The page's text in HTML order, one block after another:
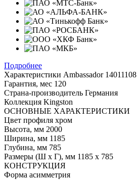
Подробнее
Характеристики Ambassador 14011108
Гарантия, мес 120
Страна-производитель Германия
Коллекция Kingston
ОСНОВНЫЕ ХАРАКТЕРИСТИКИ
Цвет профиля хром
Высота, мм 2000
Ширина, мм 1185
Глубина, мм 785
Размеры (Ш х Г), мм 1185 х 785
КОНСТРУКЦИЯ
Форма асимметрия